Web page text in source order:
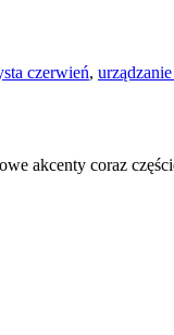
czerwień,
akcenty coraz